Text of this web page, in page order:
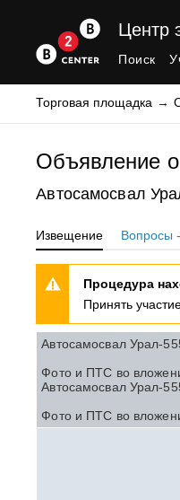
Центр
Поиск
Торговая площадка
Объявление
Автосамосвал
Извещение Вопросы
Процедура
Принять
Автосамосвал Урал-
Фото и ПТС во
Автосамосвал Урал-
Фото и ПТС во